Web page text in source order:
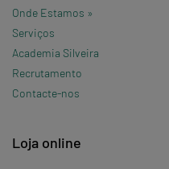
Onde Estamos »
Serviços
Academia Silveira
Recrutamento
Contacte-nos
Loja online